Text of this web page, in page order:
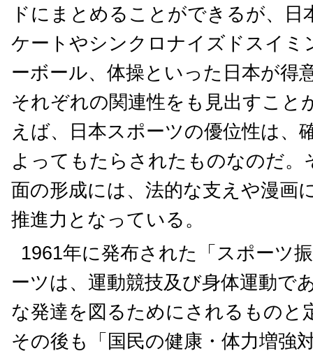
ドにまとめることができるが、日
ケートやシンクロナイズドスイミ
ーボール、体操といった日本が得
それぞれの関連性をも見出すこと
えば、日本スポーツの優位性は、
よってもたらされたものなのだ。
面の形成には、法的な支えや漫画
推進力となっている。
1961年に発布された「スポーツ
ーツは、運動競技及び身体運動で
な発達を図るためにされるものと
その後も「国民の健康・体力増強